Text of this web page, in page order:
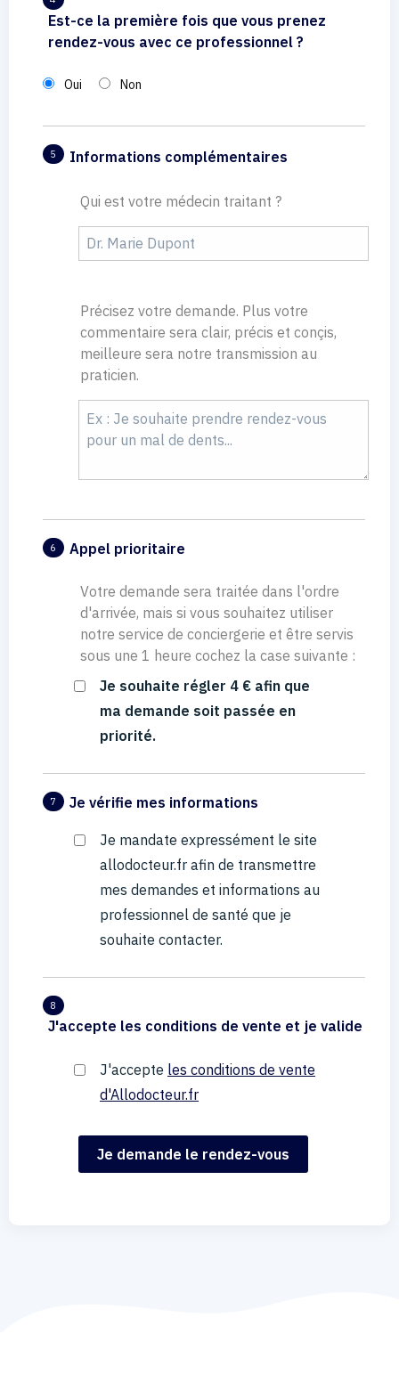
Est-ce la première fois que vous prenez
rendez-vous avec ce professionnel ?
Oui Non
5 Informations complémentaires
Qui est votre médecin traitant ?
Précisez votre demande. Plus votre
commentaire sera clair, précis et conçis,
meilleure sera notre transmission au
praticien.
6 Appel prioritaire
Votre demande sera traitée dans l'ordre
d'arrivée, mais si vous souhaitez utiliser
notre service de conciergerie et être servis
sous une 1 heure cochez la case suivante :
Je souhaite régler 4 € afin que
ma demande soit passée en
priorité.
7 Je vérifie mes informations
Je mandate expressément le site
allodocteur.fr afin de transmettre
mes demandes et informations au
professionnel de santé que je
souhaite contacter.
8
J'accepte les conditions de vente et je valide
J'accepte les conditions de vente
d'Allodocteur.fr